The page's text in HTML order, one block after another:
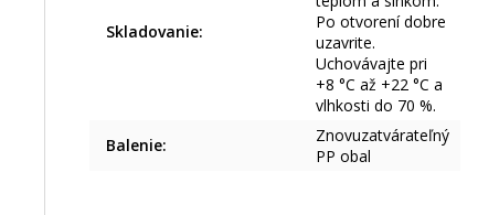
Skladovanie:
Po otvorení dobre
uzavrite.
Uchovávajte pri
+8 °C až +22 °C a
vlhkosti do 70 %.
Balenie:
Znovuzatvárateľný
PP obal